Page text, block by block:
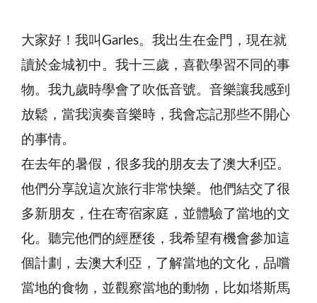
大家好！我叫Garles。我出生在金門，現在就
讀於金城初中。我十三歲，喜歡學習不同的事
物。我九歲時學會了吹低音號。音樂讓我感到
放鬆，當我演奏音樂時，我會忘記那些不開心
的事情。
在去年的暑假，很多我的朋友去了澳大利亞。
他們分享說這次旅行非常快樂。他們結交了很
多新朋友，住在寄宿家庭，並體驗了當地的文
化。聽完他們的經歷後，我希望有機會參加這
個計劃，去澳大利亞，了解當地的文化，品嚐
當地的食物，並觀察當地的動物，比如塔斯馬